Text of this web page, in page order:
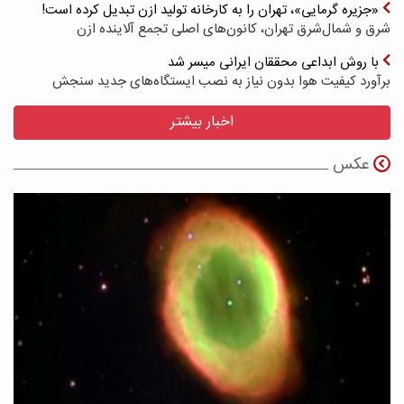
«جزیره گرمایی»، تهران را به کارخانه تولید ازن تبدیل کرده است!
شرق و شمال‌شرق تهران، کانون‌های اصلی تجمع آلاینده ازن
با روش ابداعی محققان ایرانی میسر شد
برآورد کیفیت هوا بدون نیاز به نصب ایستگاه‌های جدید سنجش
اخبار بیشتر
عکس